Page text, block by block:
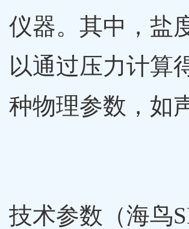
仪器。其中，盐
以通过压力计算
种物理参数，如
技术参数（海鸟